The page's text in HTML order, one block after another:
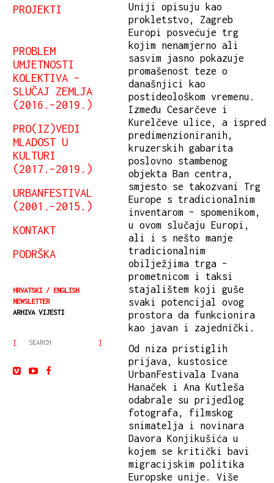
PROJEKTI
PROBLEM
UMJETNOSTI
KOLEKTIVA –
SLUČAJ ZEMLJA
(2016.–2019.)
PRO(IZ)VEDI
MLADOST U
KULTURI
(2017.–2019.)
URBANFESTIVAL
(2001.–2015.)
KONTAKT
PODRŠKA
HRVATSKI
ENGLISH
NEWSLETTER
ARHIVA VIJESTI
Uniji opisuju kao
prokletstvo, Zagreb
Europi posvećuje trg
kojim nenamjerno ali
sasvim jasno pokazuje
promašenost teze o
današnjici kao
postideološkom vremenu.
Između Cesarčeve i
Kurelčeve ulice, a ispred
predimenzioniranih,
kruzerskih gabarita
poslovno stambenog
objekta Ban centra,
smjesto se takozvani Trg
Europe s tradicionalnim
inventarom – spomenikom,
u ovom slučaju Europi,
ali i s nešto manje
tradicionalnim
obilježjima trga –
prometnicom i taksi
stajalištem koji guše
svaki potencijal ovog
prostora da funkcionira
kao javan i zajednički.
Od niza pristiglih
prijava, kustosice
UrbanFestivala Ivana
Hanaček i Ana Kutleša
odabrale su prijedlog
fotografa, filmskog
snimatelja i novinara
Davora Konjikušića u
kojem se kritički bavi
migracijskim politika
Europske unije. Više